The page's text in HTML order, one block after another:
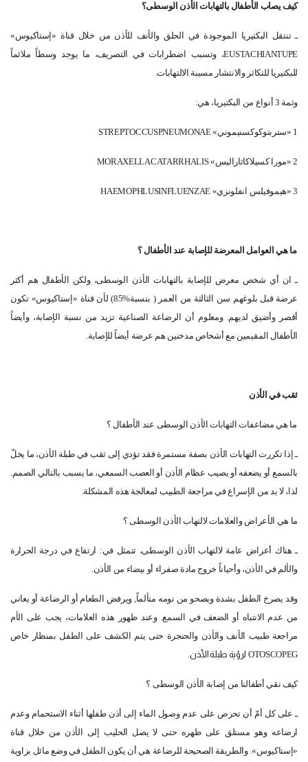
كيف يصاب الأطفال بالتهابات الأذن الوسطى؟
ـ تنتقل البكتيريا الموجودة في الحلق والأنف للأذن من خلال قناة «إستاكيوس»
EUSTACHIANTUPE، وتسبب اضطرابات في التصريف، ما يوجد وسطاً ملائماً
للبكتيريا للتكاثر والانتشار مسببة الالتهابات.
وثمة 3 أنواع من البكتيريا، هي:
1 «ستربتوكوكسنيموني» STREPTOCCUSPNEUMONAE
2 «مورا كسيلاكاتاراليس» MORAXELLACATARRHALIS
3 «هيموفيلس انفلونزي» HAEMOPHLUSINFLUENZAE
ما هي العوامل المعرضة للإصابة عند الأطفال ؟
ـ ان أي شخص معرض للإصابة بالتهابات الأذن الوسطى، ولكن الأطفال هم أكثر
عرضة قبل بلوغهم سن الثالثة من العمر ( بنسبة%85) لأن قناة «إستاكيوس» تكون
أقصر وأضيق لديهم. ومعلوم أن الرضاعة الصناعية تزيد من نسبة الإصابة، وأيضاً
الأطفال المقيمين مع أشخاص مدخنين هم عرضة أيضاً للإصابة.
ثقب في الأذن
ما هي مضاعفات التهابات الأذن الوسطى عند الأطفال ؟
ـ إذا تكررت التهابات الأذن بصفة مستمرة فقد تؤدي إلى ثقب في طبلة الأذن، ما يخلّ
بالسمع أو يضعفه أو يصيب عظام الأذن أو العصب السمعي، ما يسبب بالتالي الصمم.
لذا، لا بد من الإسراع في مراجعة الطبيب لمعالجة هذه المشكلة.
ما هي الأعراض والعلامات لالتهاب الأذن الوسطى ؟
ـ هناك أعراض عامة لالتهاب الأذن الوسطى، تتمثل في: ارتفاع في درجة الحرارة
والألم في الأذن، وأحياناً خروج مادة صفراء أو بيضاء من الأذن.
وقد يصرخ الطفل بشدة ويصحو من نومه متألماً, ويرفض الطعام أو الرضاعة أو يعاني
من عدم الانتباه أو الضعف في السمع. وعند ظهور هذه العلامات، يجب على الأم
مراجعة طبيب الأنف والأذن والحنجرة حتى يتم الكشف على الطفل بمنظار خاص
OTOSCOPEG لرؤية طبلة الأذن.
كيف نقي أطفالنا من إصابة الأذن الوسطى ؟
ـ على كل أمّ أن تحرص على عدم وصول الماء إلى أذن طفلها أثناء الاستحمام وعدم
ارضاعه وهو مستلق على ظهره حتى لا يصل الحليب إلى الأذن من خلال قناة
«إستاكيوس». والطريقة الصحيحة للرضاعة هي أن يكون الطفل في وضع مائل بزاوية